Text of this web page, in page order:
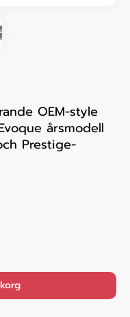
OEM-style
årsmodell
Prestige-